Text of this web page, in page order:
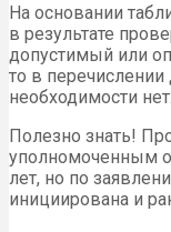
На основании
в результате
допустимый или
то в
необходимости нет.
Полезно знать!
уполномоченным
лет, но по
инициирована и